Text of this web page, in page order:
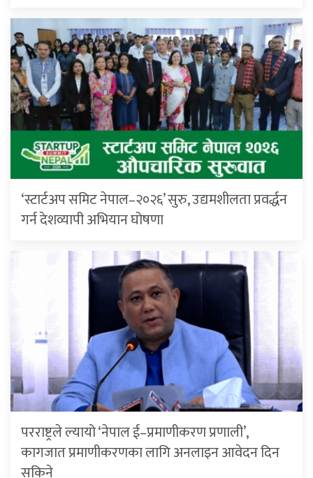
‘स्टार्टअप समिट नेपाल–२०२६’ सुरु, उद्यमशीलता प्रवर्द्धन
गर्न देशव्यापी अभियान घोषणा
परराष्ट्रले ल्यायो ‘नेपाल ई–प्रमाणीकरण प्रणाली’,
कागजात प्रमाणीकरणका लागि अनलाइन आवेदन दिन
सकिने